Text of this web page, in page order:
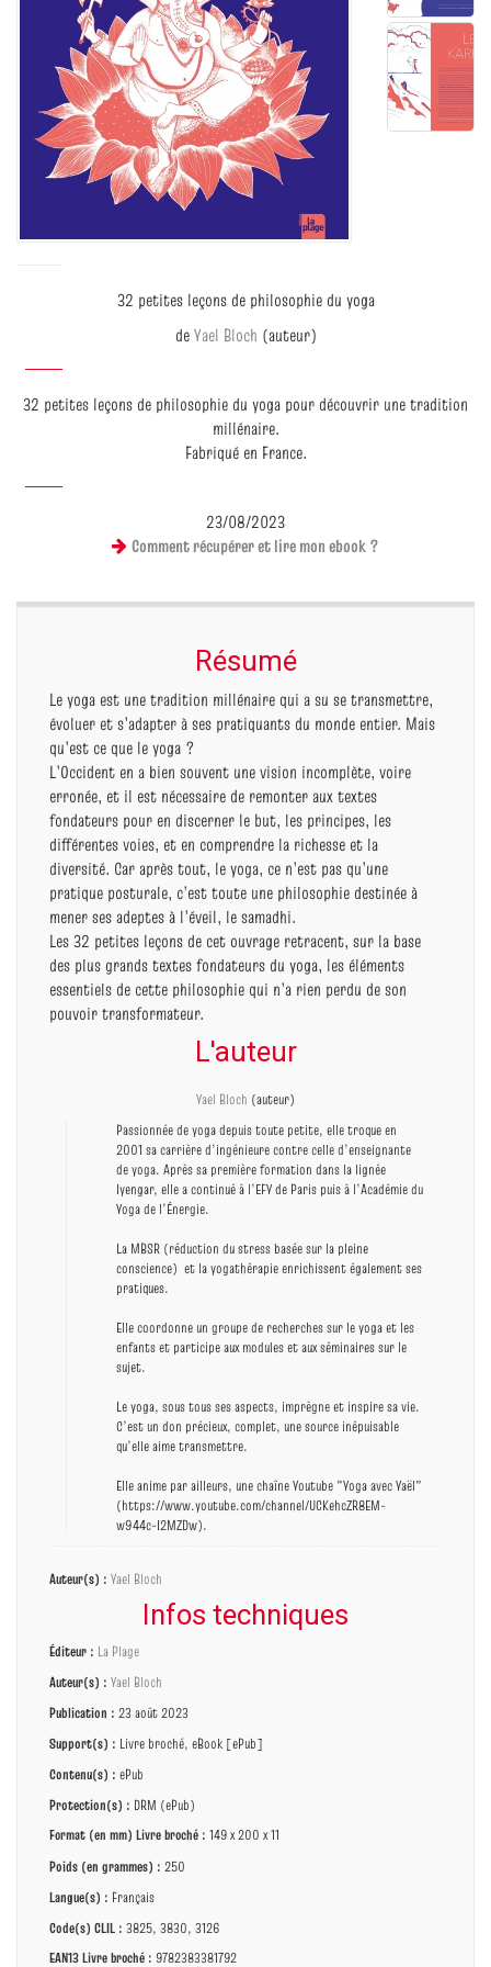
32 petites leçons de philosophie du yoga
deYael Bloch (auteur)
32 petites leçons de philosophie du yoga pour découvrir une tradition
millénaire.
Fabriqué en France.
23/08/2023
Comment récupérer et lire mon ebook ?
Résumé
Le yoga est une tradition millénaire qui a su se transmettre,
évoluer et s’adapter à ses pratiquants du monde entier. Mais
qu’est ce que le yoga ?
L’Occident en a bien souvent une vision incomplète, voire
erronée, et il est nécessaire de remonter aux textes
fondateurs pour en discerner le but, les principes, les
différentes voies, et en comprendre la richesse et la
diversité. Car après tout, le yoga, ce n’est pas qu’une
pratique posturale, c’est toute une philosophie destinée à
mener ses adeptes à l’éveil, le samadhi.
Les 32 petites leçons de cet ouvrage retracent, sur la base
des plus grands textes fondateurs du yoga, les éléments
essentiels de cette philosophie qui n’a rien perdu de son
pouvoir transformateur.
L'auteur
Yael Bloch (auteur)
Passionnée de yoga depuis toute petite, elle troque en
2001 sa carrière d’ingénieure contre celle d’enseignante
de yoga. Après sa première formation dans la lignée
Iyengar, elle a continué à l’EFY de Paris puis à l’Académie du
Yoga de l’Énergie.
La MBSR (réduction du stress basée sur la pleine
conscience) et la yogathérapie enrichissent également ses
pratiques.
Elle coordonne un groupe de recherches sur le yoga et les
enfants et participe aux modules et aux séminaires sur le
sujet.
Le yoga, sous tous ses aspects, imprègne et inspire sa vie.
C’est un don précieux, complet, une source inépuisable
qu’elle aime transmettre.
Elle anime par ailleurs, une chaîne Youtube "Yoga avec Yaël"
(https://www.youtube.com/channel/UCKehcZR8EM-
w944c-I2MZDw).
Auteur(s) : Yael Bloch
Infos techniques
Éditeur : La Plage
Auteur(s) : Yael Bloch
Publication : 23 août 2023
Support(s) : Livre broché, eBook [ePub]
Contenu(s) : ePub
Protection(s) : DRM (ePub)
Format (en mm) Livre broché : 149 x 200 x 11
Poids (en grammes) : 250
Langue(s) : Français
Code(s) CLIL : 3825, 3830, 3126
EAN13 Livre broché : 9782383381792